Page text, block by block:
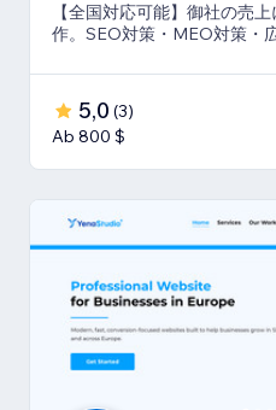
【全国対応可能】御社の売
作。SEO対策・MEO対策・
5,0 (3)
Ab 800 $